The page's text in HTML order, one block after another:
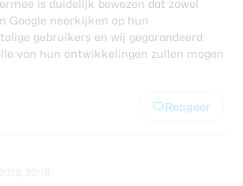
is duidelijk bewezen dat zowel
Google neerkijken op hun
gebruikers en wij gegarandeerd
van hun ontwikkelingen zullen mogen
Reageer